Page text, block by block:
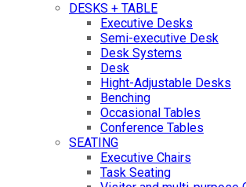
DESKS + TABLE
Executive Desks
Semi-executive Desk
Desk Systems
Desk
Hight-Adjustable Desks
Benching
Occasional Tables
Conference Tables
SEATING
Executive Chairs
Task Seating